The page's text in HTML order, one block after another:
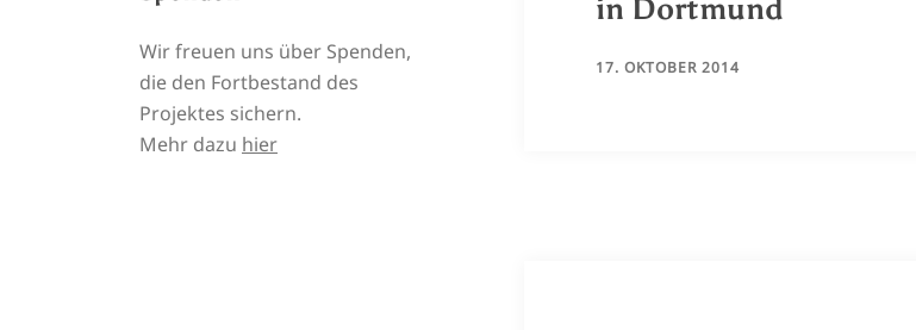
in Dortmund
17. OKTOBER 2014
Wir freuen uns über Spenden,
die den Fortbestand des
Projektes sichern.
Mehr dazu hier